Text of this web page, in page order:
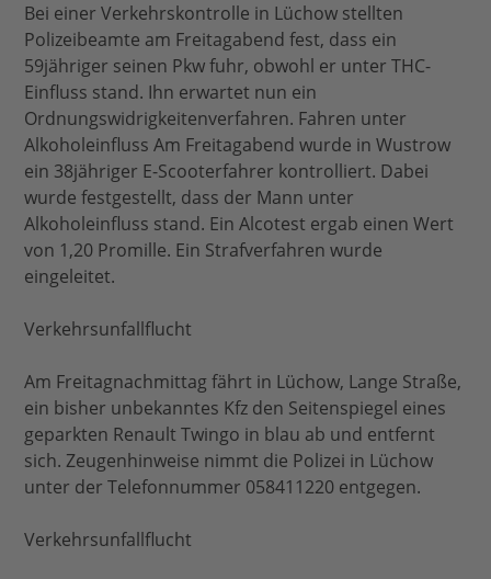
Bei einer Verkehrskontrolle in Lüchow stellten
Polizeibeamte am Freitagabend fest, dass ein
59jähriger seinen Pkw fuhr, obwohl er unter THC-
Einfluss stand. Ihn erwartet nun ein
Ordnungswidrigkeitenverfahren. Fahren unter
Alkoholeinfluss Am Freitagabend wurde in Wustrow
ein 38jähriger E-Scooterfahrer kontrolliert. Dabei
wurde festgestellt, dass der Mann unter
Alkoholeinfluss stand. Ein Alcotest ergab einen Wert
von 1,20 Promille. Ein Strafverfahren wurde
eingeleitet.
Verkehrsunfallflucht
Am Freitagnachmittag fährt in Lüchow, Lange Straße,
ein bisher unbekanntes Kfz den Seitenspiegel eines
geparkten Renault Twingo in blau ab und entfernt
sich. Zeugenhinweise nimmt die Polizei in Lüchow
unter der Telefonnummer 058411220 entgegen.
Verkehrsunfallflucht